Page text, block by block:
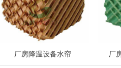
厂房降温设备水帘 厂